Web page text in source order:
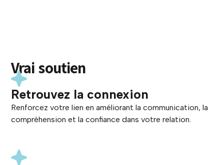
Vrai soutien
changement
développement
soutien
Retrouvez la connexion
Renforcez votre lien en améliorant la communication, la
compréhension et la confiance dans votre relation.